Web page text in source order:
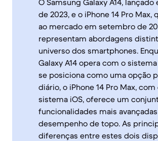
O Samsung Galaxy A14,
de 2023, e o iPhone 14 Pro Max,
ao mercado em setembro de
representam abordagens
universo dos smartphones.
Galaxy A14 opera com o
se posiciona como uma opção
diário, o iPhone 14 Pro Max, com
sistema iOS, oferece um
funcionalidades mais
desempenho de topo. As
diferenças entre estes dois